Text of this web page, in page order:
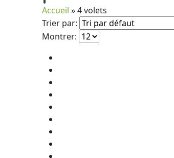
Accueil »4 volets
Trier par:
Montrer: